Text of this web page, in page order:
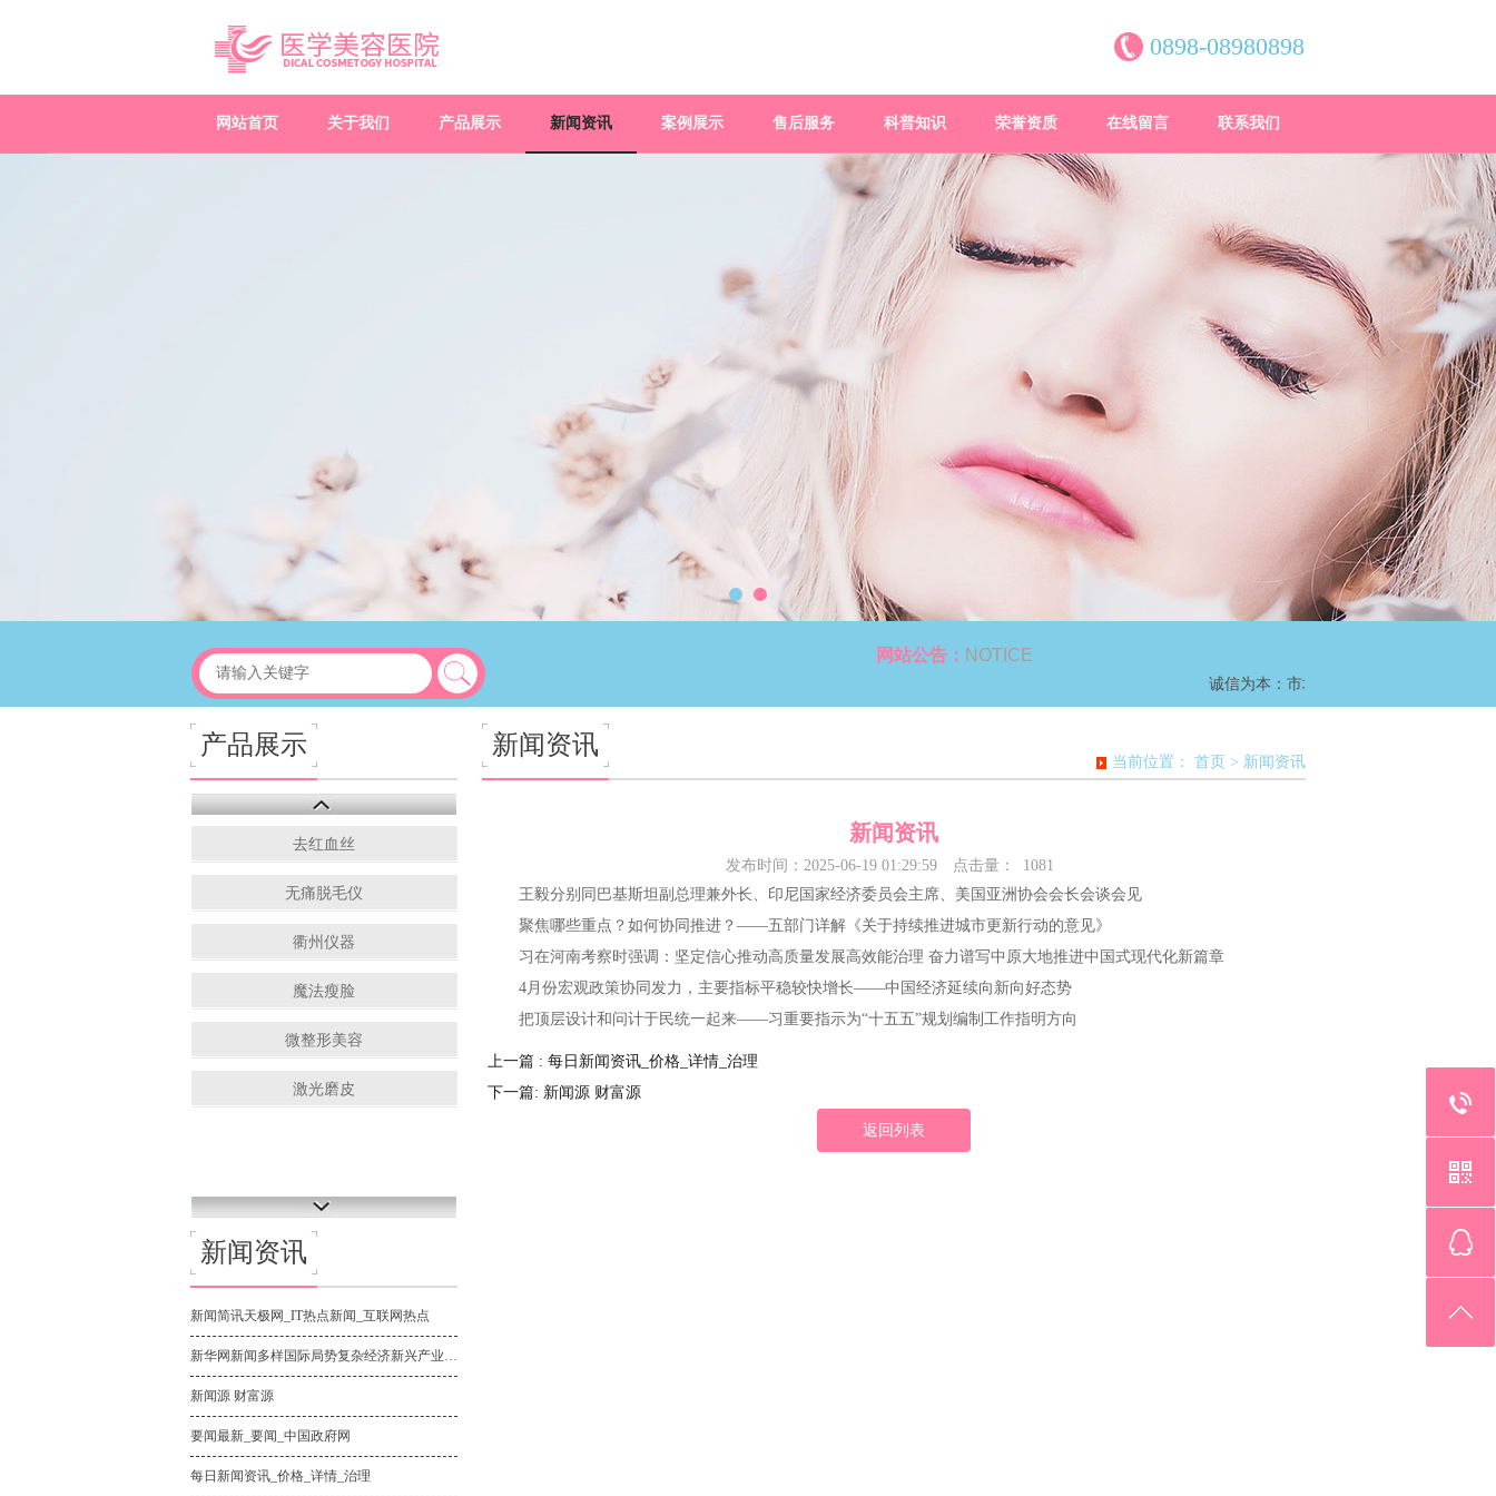
0898-08980898
网站首页 关于我们 产品展示 新闻资讯 案例展示 售后服务 科普知识 荣誉资质 在线留言 联系我们
网站公告： NOTICE
诚信为本：市场永远在变，诚信永远不变。
产品展示
去红血丝
无痛脱毛仪
衢州仪器
魔法瘦脸
微整形美容
激光磨皮
新闻资讯
新闻简讯天极网_IT热点新闻_互联网热点
新华网新闻多样国际局势复杂经济新兴产业旺盛
新闻源 财富源
要闻最新_要闻_中国政府网
每日新闻资讯_价格_详情_治理
新闻资讯
当前位置： 首页 > 新闻资讯
新闻资讯
发布时间：2025-06-19 01:29:59 点击量：
1081
王毅分别同巴基斯坦副总理兼外长、印尼国家经济委员会主席、美国亚洲协会会长会谈会见
聚焦哪些重点？如何协同推进？——五部门详解《关于持续推进城市更新行动的意见》
习在河南考察时强调：坚定信心推动高质量发展高效能治理 奋力谱写中原大地推进中国式现代化新篇章
4月份宏观政策协同发力，主要指标平稳较快增长——中国经济延续向新向好态势
把顶层设计和问计于民统一起来——习重要指示为“十五五”规划编制工作指明方向
上一篇 : 每日新闻资讯_价格_详情_治理
下一篇: 新闻源 财富源
返回列表